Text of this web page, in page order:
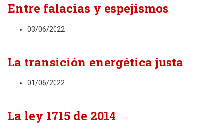
Entre falacias y espejismos
03/06/2022
La transición energética justa
01/06/2022
La ley 1715 de 2014